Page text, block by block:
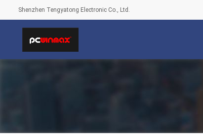
Shenzhen Tengyatong Electronic Co., Ltd.